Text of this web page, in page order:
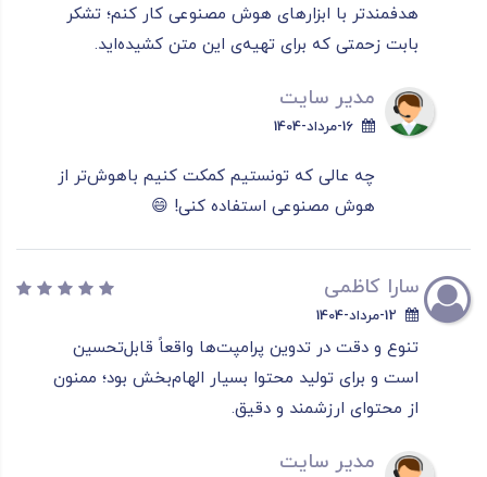
هدفمندتر با ابزارهای هوش مصنوعی کار کنم؛ تشکر
بابت زحمتی که برای تهیه‌ی این متن کشیده‌اید.
مدیر سایت
16-مرداد-1404
چه عالی که تونستیم کمکت کنیم باهوش‌تر از
هوش مصنوعی استفاده کنی! 😄
سارا کاظمی
12-مرداد-1404
تنوع و دقت در تدوین پرامپت‌ها واقعاً قابل‌تحسین
است و برای تولید محتوا بسیار الهام‌بخش بود؛ ممنون
از محتوای ارزشمند و دقیق.
مدیر سایت